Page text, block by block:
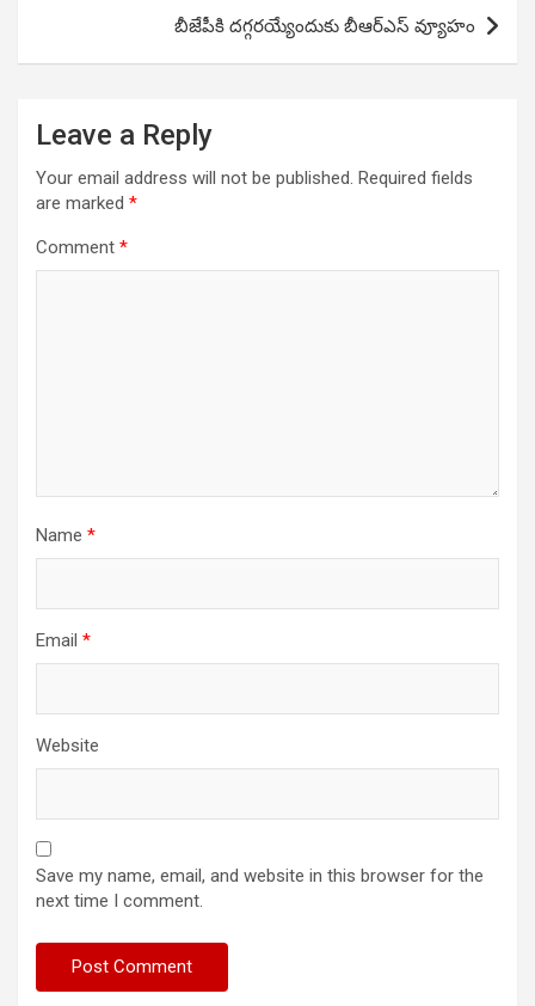
బీజేపీకి దగ్గరయ్యేందుకు బీఆర్ఎస్ వ్యూహం
Leave a Reply
Your email address will not be published. Required fields
are marked *
Comment *
Name *
Email *
Website
Save my name, email, and website in this browser for the
next time I comment.